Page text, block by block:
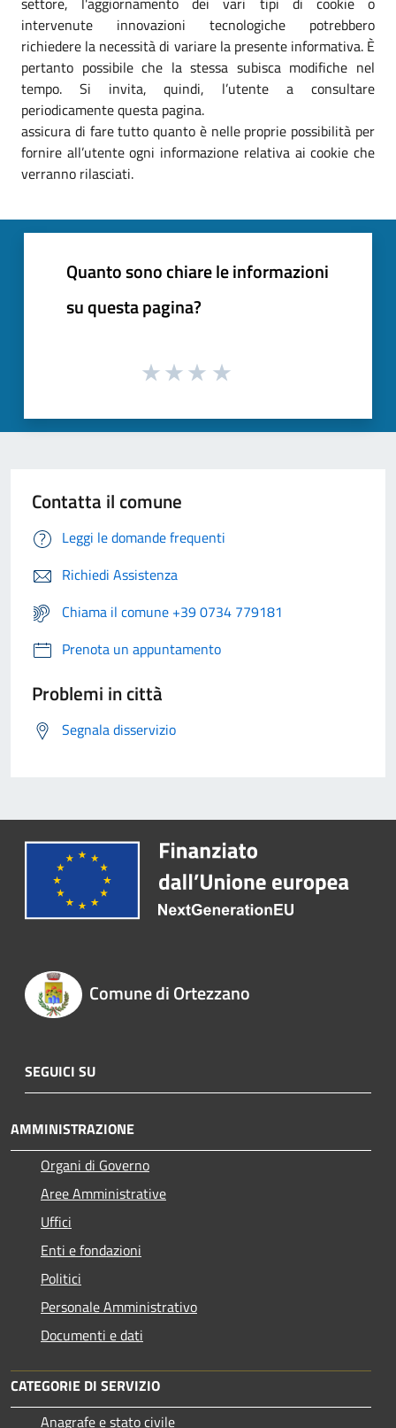
intervenute innovazioni tecnologiche potrebbero
richiedere la necessità di variare la presente informativa. È
pertanto possibile che la stessa subisca modifiche nel
tempo. Si invita, quindi, l’utente a consultare
periodicamente questa pagina.
assicura di fare tutto quanto è nelle proprie possibilità per
fornire all’utente ogni informazione relativa ai cookie che
verranno rilasciati.
Quanto sono chiare le informazioni
su questa pagina?
Contatta il comune
Leggi le domande frequenti
Richiedi Assistenza
Chiama il comune +39 0734 779181
Prenota un appuntamento
Problemi in città
Segnala disservizio
Comune di Ortezzano
SEGUICI SU
AMMINISTRAZIONE
Organi di Governo
Aree Amministrative
Uffici
Enti e fondazioni
Politici
Personale Amministrativo
Documenti e dati
CATEGORIE DI SERVIZIO
Anagrafe e stato civile